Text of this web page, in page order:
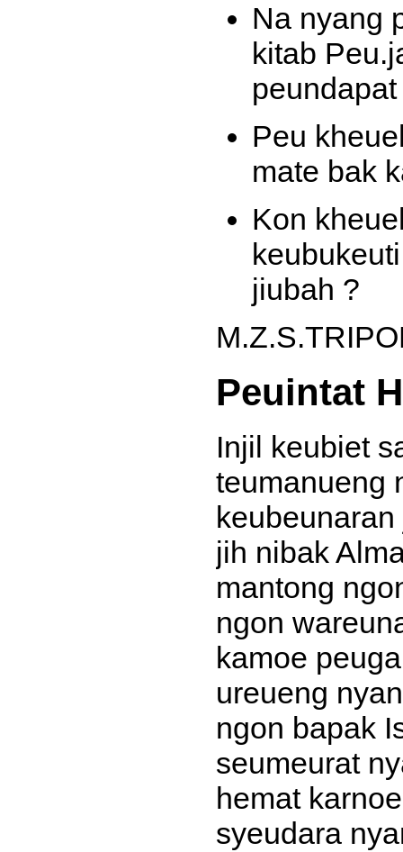
Na nyang
kitab
Peu
mate bak
Kon
jiubah ?
Peuintat
Injil keubiet
teumanueng
jih nibak
mantong
ngon
kamoe
ureueng
ngon bapak
seumeurat
hemat
syeudara